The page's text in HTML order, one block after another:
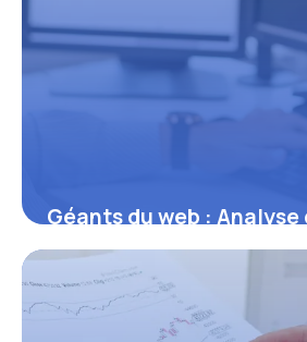
Géants du web :
des leaders 2026
5 juillet 2026